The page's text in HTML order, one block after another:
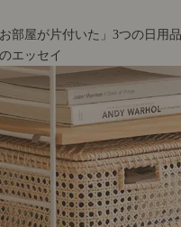
部屋が片付いた」3つの日用品
エッセイ